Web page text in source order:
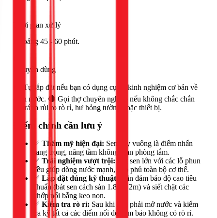
Thời gian xử lý
Khoảng 45 - 60 phút.
Khuyên dùng
🟢 Tự lắp đặt nếu bạn có dụng cụ và kinh nghiệm cơ bản về
điện nước. 🔴 Gọi thợ chuyên nghiệp nếu không chắc chắn
để tránh rủi ro rò rỉ, hư hỏng tường hoặc thiết bị.
Điểm chính cần lưu ý
✅ Thẩm mỹ hiện đại: Sen cây vuông là điểm nhấn
sang trọng, nâng tầm không gian phòng tắm.
✅ Trải nghiệm vượt trội: Bát sen lớn với các lỗ phun
đều giúp dòng nước mạnh, bao phủ toàn bộ cơ thể.
✅ Lắp đặt đúng kỹ thuật:
Cần đảm bảo độ cao tiêu
chuẩn (bát sen cách sàn 1.8m - 2m) và siết chặt các
khớp nối bằng keo non.
✅ Kiểm tra rò rỉ: Sau khi lắp, phải mở nước và kiểm
tra kỹ tất cả các điểm nối để đảm bảo không có rò rỉ.